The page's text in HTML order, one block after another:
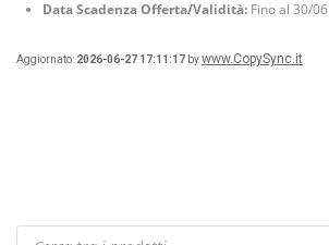
Data Scadenza Offerta/Validità: Fino al 30/06
Aggiornato: 2026-06-27 17:11:17 bywww.CopySync.it
Products